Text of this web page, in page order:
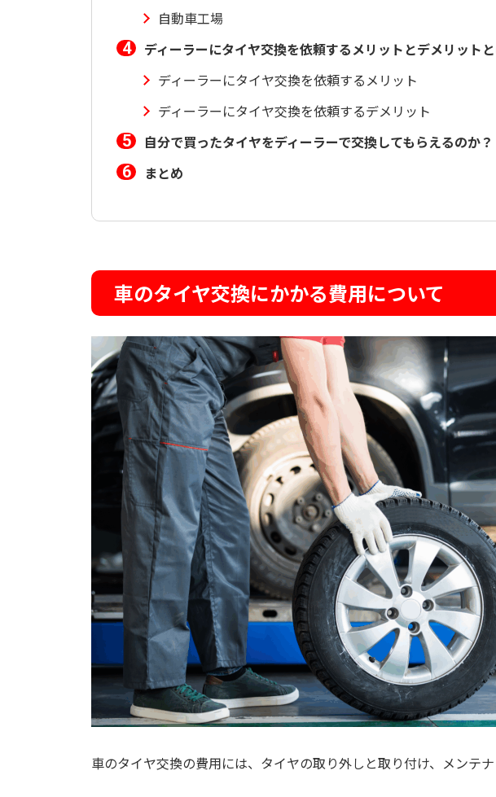
自動車工場
ディーラーにタイヤ交換を依頼するメリットとデメリット
ディーラーにタイヤ交換を依頼するメリット
ディーラーにタイヤ交換を依頼するデメリット
自分で買ったタイヤをディーラーで交換してもらえるのか？
まとめ
車のタイヤ交換にかかる費用について
車のタイヤ交換の費用には、タイヤの取り外しと取り付け、メンテ